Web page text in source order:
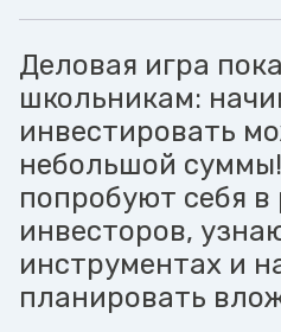
Деловая игра
школьникам:
инвестировать
небольшой
попробуют себя в
инвесторов,
инструментах и
планировать